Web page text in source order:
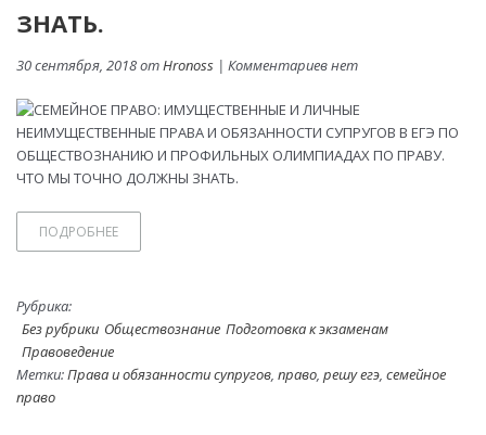
ЗНАТЬ.
30 сентября, 2018 отHronoss | Комментариев нет
ПОДРОБНЕЕ
Рубрика:
Без рубрики Обществознание Подготовка к экзаменам
Правоведение
Метки:Права и обязанности супругов, право, решу егэ, семейное
право